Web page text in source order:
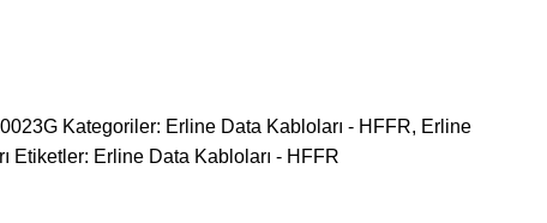
Kategoriler: Erline Data Kabloları - HFFR, Erline
Etiketler: Erline Data Kabloları - HFFR